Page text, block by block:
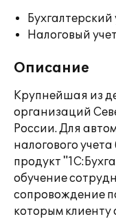
Бухгалтерский
Налоговый учет
Описание
Крупнейшая из
организаций
России. Для
налогового
продукт
обучение
сопровождение
которым клиенту